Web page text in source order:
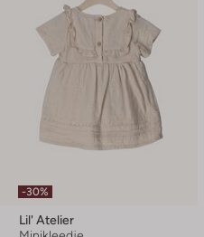
-30%
Lil' Atelier